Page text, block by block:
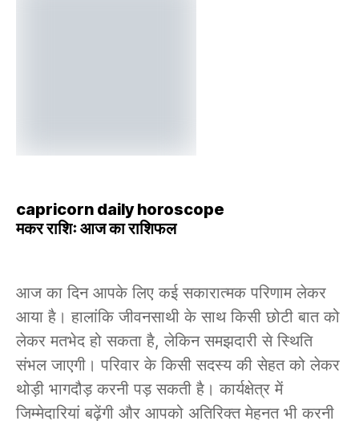
capricorn daily horoscope
मकर राशिः आज का राशिफल
आज का दिन आपके लिए कई सकारात्मक परिणाम लेकर
आया है। हालांकि जीवनसाथी के साथ किसी छोटी बात को
लेकर मतभेद हो सकता है, लेकिन समझदारी से स्थिति
संभल जाएगी। परिवार के किसी सदस्य की सेहत को लेकर
थोड़ी भागदौड़ करनी पड़ सकती है। कार्यक्षेत्र में
जिम्मेदारियां बढ़ेंगी और आपको अतिरिक्त मेहनत भी करनी